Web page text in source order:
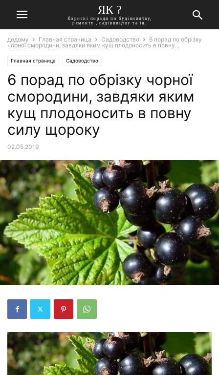
ЯК ?
Корисні поради по будівництву,
ремонту , садівництву та ін.
додому Главная страница Садоводство
6 порад по обрізку
чорної смородини, завдяки яким кущ плодоносить в повну...
Главная страница Садоводство
6 порад по обрізку чорної
смородини, завдяки яким
кущ плодоносить в повну
силу щороку
02.05.2019